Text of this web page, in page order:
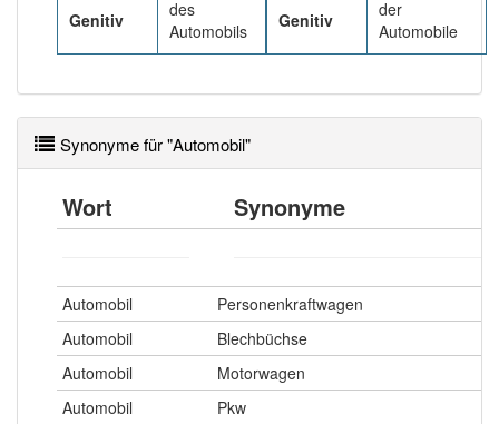
Genitiv
des
Automobils
Genitiv
der
Automobile
Synonyme für "Automobil"
Wort Synonyme
Automobil
Personenkraftwagen
Automobil
Blechbüchse
Automobil
Motorwagen
Automobil
Pkw